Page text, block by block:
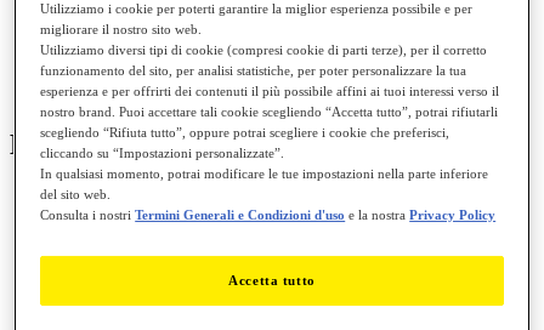
PC PS4™ PlayStation®5 Xbox One™ Xbox Series X|S™
Thrustmaster Warranty information
Mappatura
Ferrari 488 GT3 Wheel Add-On - Button Mapping
PlayStation®5 Xbox One™
Utilizziamo i cookie per poterti garantire la miglior esperienza possibile e per
migliorare il nostro sito web.
Utilizziamo diversi tipi di cookie (compresi cookie di parti terze), per il corretto
funzionamento del sito, per analisi statistiche, per poter personalizzare la tua
esperienza e per offrirti dei contenuti il più possibile affini ai tuoi interessi verso il
nostro brand. Puoi accettare tali cookie scegliendo “Accetta tutto”, potrai rifiutarli
scegliendo “Rifiuta tutto”, oppure potrai scegliere i cookie che preferisci,
cliccando su “Impostazioni personalizzate”.
In qualsiasi momento, potrai modificare le tue impostazioni nella parte inferiore
del sito web.
Consulta i nostriTermini Generali e Condizioni d'uso e la nostraPrivacy Policy
Accetta tutto